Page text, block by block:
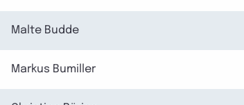
Malte Budde
Markus Bumiller